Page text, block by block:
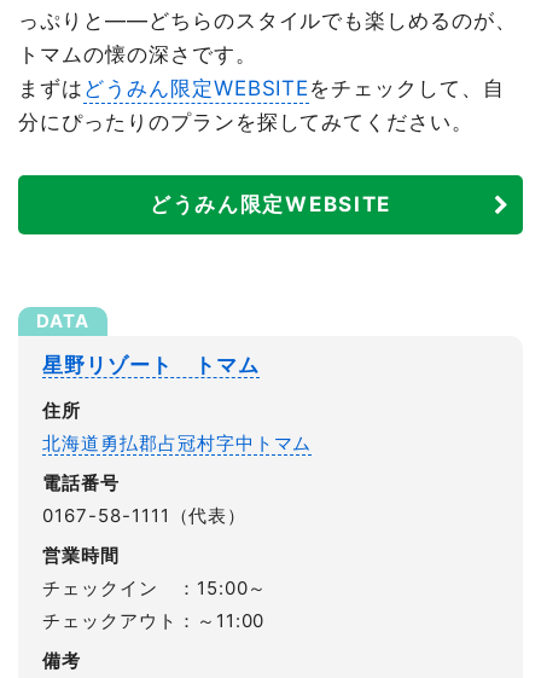
っぷりと——どちらのスタイルでも楽しめるのが、
トマムの懐の深さです。
まずは どうみん限定WEBSITE をチェックして、自
分にぴったりのプランを探してみてください。
どうみん限定WEBSITE
星野リゾート トマム
住所
北海道勇払郡占冠村字中トマム
電話番号
0167-58-1111（代表）
営業時間
チェックイン ：15:00～
チェックアウト：～11:00
備考